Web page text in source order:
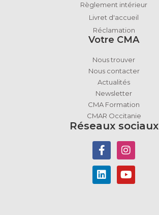
Règlement intérieur
Livret d'accueil
Réclamation
Votre CMA
Nous trouver
Nous contacter
Actualités
Newsletter
CMA Formation
CMAR Occitanie
Réseaux sociaux